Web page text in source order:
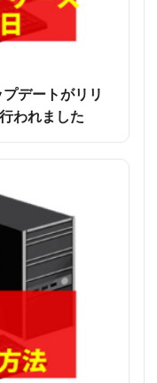
デートがリリ
われました